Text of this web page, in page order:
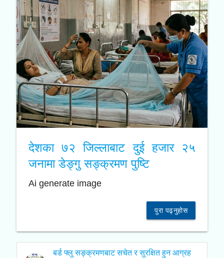
देशका ७२ जिल्लाबाट दुई हजार २५
जनामा डेङ्गु सङ्क्रमण पुष्टि
Ai generate image
पुरा पढ्नुहोस
बर्ड फ्लु सङ्क्रमणबाट सचेत र सुरक्षित हुन आग्रह